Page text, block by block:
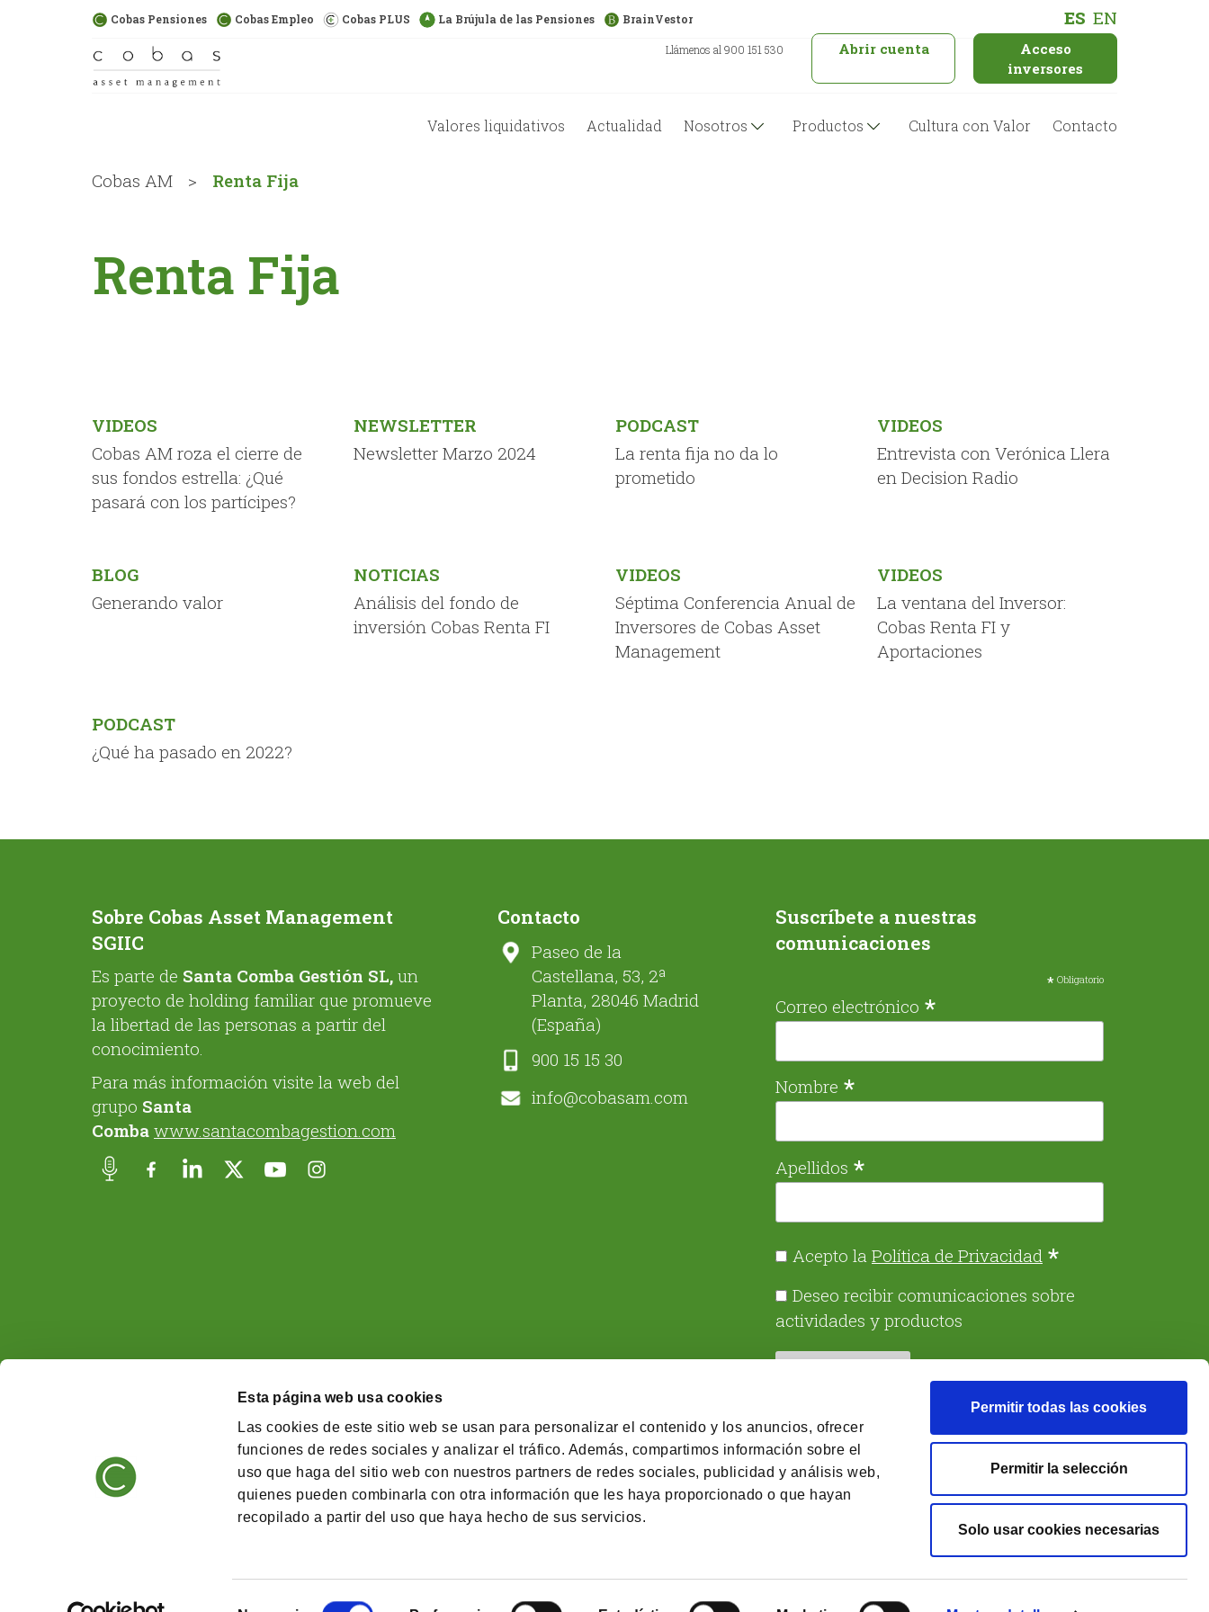
Esta página web usa cookies
Las cookies de este sitio web se usan para personalizar el contenido y los anuncios, ofrecer
funciones de redes sociales y analizar el tráfico. Además, compartimos información sobre el
uso que haga del sitio web con nuestros partners de redes sociales, publicidad y análisis web,
quienes pueden combinarla con otra información que les haya proporcionado o que hayan
recopilado a partir del uso que haya hecho de sus servicios.
Permitir todas las cookies
Permitir la selección
Solo usar cookies necesarias
Cobas Pensiones Cobas Empleo Cobas PLUS La Brújula de las Pensiones BrainVestor ES EN
Llámenos al 900 151 530 Abrir cuenta
Acceso
inversores
Valores liquidativos Actualidad Nosotros Productos Cultura con Valor Contacto
Cobas AM > Renta Fija
Renta Fija
VIDEOS
Cobas AM roza el cierre de
sus fondos estrella: ¿Qué
pasará con los partícipes?
NEWSLETTER
Newsletter Marzo 2024
PODCAST
La renta fija no da lo
prometido
VIDEOS
Entrevista con Verónica Llera
en Decision Radio
BLOG
Generando valor
NOTICIAS
Análisis del fondo de
inversión Cobas Renta FI
VIDEOS
Séptima Conferencia Anual de
Inversores de Cobas Asset
Management
VIDEOS
La ventana del Inversor:
Cobas Renta FI y
Aportaciones
PODCAST
¿Qué ha pasado en 2022?
Sobre Cobas Asset Management
SGIIC
Es parte de Santa Comba Gestión SL, un
proyecto de holding familiar que promueve
la libertad de las personas a partir del
conocimiento.
Para más información visite la web del
grupo Santa
Comba www.santacombagestion.com
Contacto
Paseo de la
Castellana, 53, 2ª
Planta, 28046 Madrid
(España)
900 15 15 30
info@cobasam.com
Suscríbete a nuestras
comunicaciones
* Obligatorio
Correo electrónico *
Nombre *
Apellidos *
Acepto la Política de Privacidad *
Deseo recibir comunicaciones sobre
actividades y productos
© 2026 Cobas Asset Management SGIIC SA
Política de Privacidad Calidad en la ejecución Política retributiva Política de implicación Aviso Legal Política de cookies